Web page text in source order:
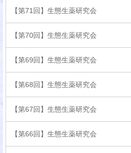
【第71回】生態生薬研究会
【第70回】生態生薬研究会
【第69回】生態生薬研究会
【第68回】生態生薬研究会
【第67回】生態生薬研究会
【第66回】生態生薬研究会